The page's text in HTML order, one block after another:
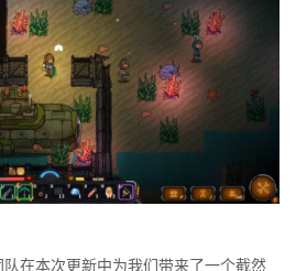
队在本次更新中为我们带来了一个截然